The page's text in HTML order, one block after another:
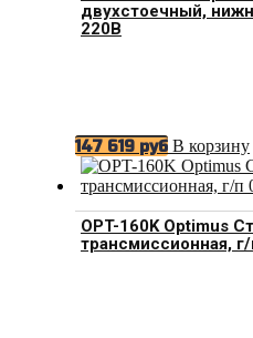
двухстоечный,
220В
147 619 руб В корзину
OPT-160K Optimus
трансмиссионная,